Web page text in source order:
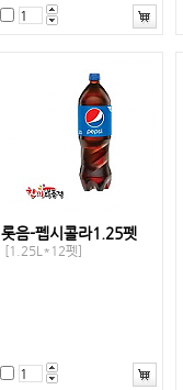
롯음-펩시콜라1.25펫
[1.25L*12펫]